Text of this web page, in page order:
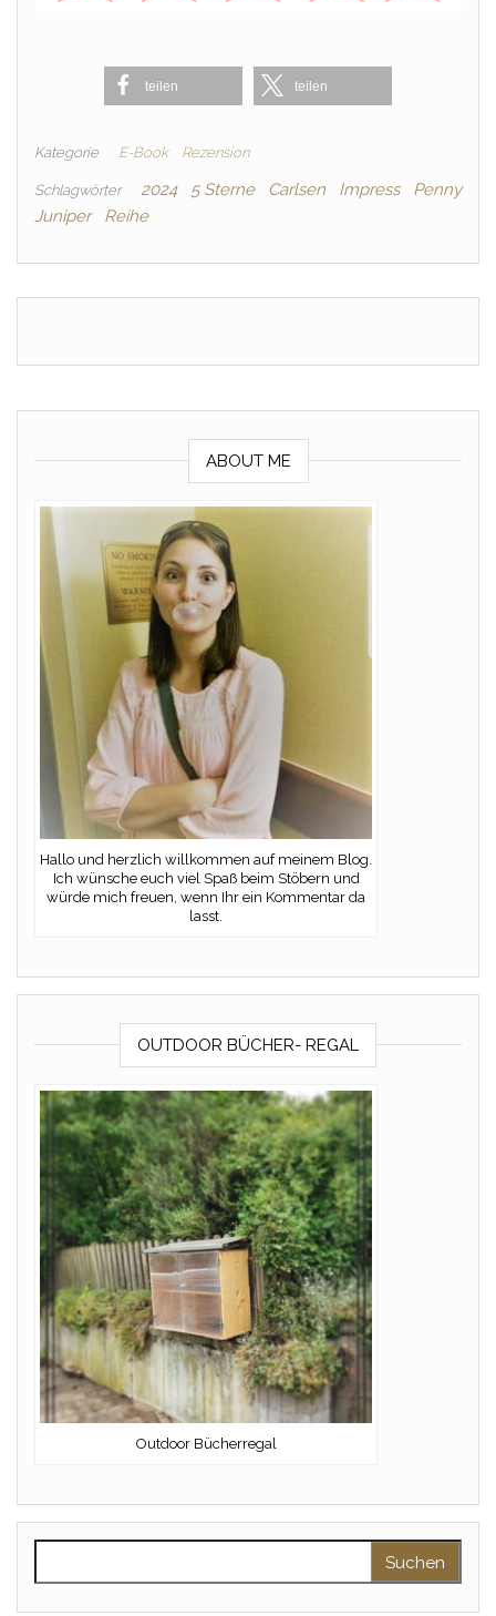
teilen teilen
Kategorie E-Book Rezension
Schlagwörter 2024 5 Sterne Carlsen Impress
Penny
Juniper
Reihe
ABOUT ME
Hallo und herzlich willkommen auf meinem Blog.
Ich wünsche euch viel Spaß beim Stöbern und
würde mich freuen, wenn Ihr ein Kommentar da
lasst.
OUTDOOR BÜCHER- REGAL
Outdoor Bücherregal